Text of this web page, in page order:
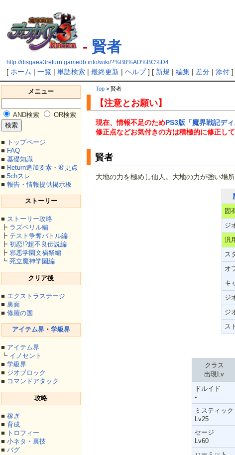
- 賢者
http://disgaea3return.gamedb.info/wiki/?%B8%AD%BC%D4
[ ホーム |一覧 |単語検索 |最終更新 |ヘルプ] [ 新規 |編集 | 差分 |添付 ]
メニュー
AND検索 OR検索
■ トップページ
■ FAQ
■ 基礎知識
■ Return追加要素・変更点
■ 5chスレ
■ 報告・情報提供掲示板
ストーリー
■ ストーリー攻略
┣ ラズベリル編
┣ テスト争奪バトル編
┣ 初恋!?超不良伝説編
┣ 邪悪学園文禍祭編
┗ 死立魔神学園編
クリア後
■ エクストラステージ
■ 裏面
■ 修羅の国
アイテム界・ 学級界
■ アイテム界
┗ イノセント
■ 学級界
■ ジオブロック
■ コマンドアタック
攻略
■ 稼ぎ
■ 育成
■ トロフィー
■ 小ネタ・裏技
■ バグ
Top > 賢者
【注意とお願い】
現在、情報不足のためPS3版「魔界戦記デ
修正点などお気付きの方は積極的に修正し
賢者
大地の力を極めし仙人。大地の力が強い場所
固
ジ
汎
ス
オ
キ
ジ
ジ
ス
クラス
出現Lv
ドルイド
-
ミスティック
Lv25
セージ
Lv60